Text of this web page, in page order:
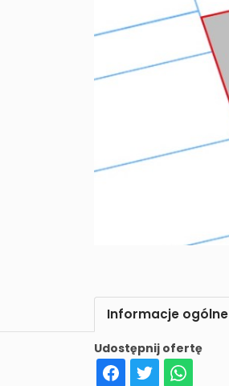
Udostępnij ofertę
Informacje ogólne